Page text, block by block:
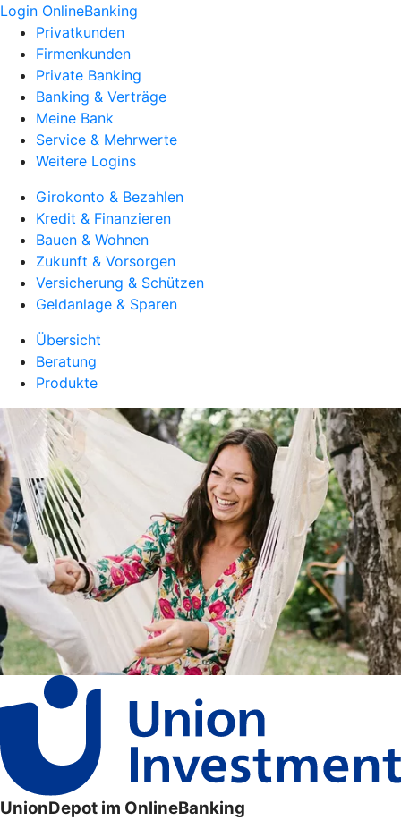
Login OnlineBanking
Privatkunden
Firmenkunden
Private Banking
Banking & Verträge
Meine Bank
Service & Mehrwerte
Weitere Logins
Girokonto & Bezahlen
Kredit & Finanzieren
Bauen & Wohnen
Zukunft & Vorsorgen
Versicherung & Schützen
Geldanlage & Sparen
Übersicht
Beratung
Produkte
UnionDepot im OnlineBanking